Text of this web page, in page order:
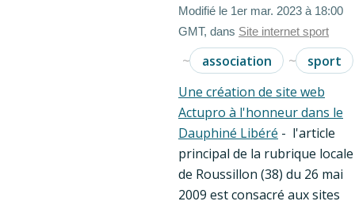
Modifié le 1er mar. 2023 à 18:00
GMT, dans Site internet sport
association
sport
Une création de site web
Actupro à l'honneur dans le
Dauphiné Libéré - l'article
principal de la rubrique locale
de Roussillon (38) du 26 mai
2009 est consacré aux sites